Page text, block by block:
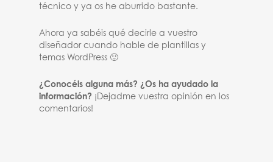
técnico y ya os he aburrido bastante.
Ahora ya sabéis qué decirle a vuestro
diseñador cuando hable de plantillas y
temas WordPress 🙂
¿Conocéis alguna más? ¿Os ha ayudado la
información? ¡Dejadme vuestra opinión en los
comentarios!